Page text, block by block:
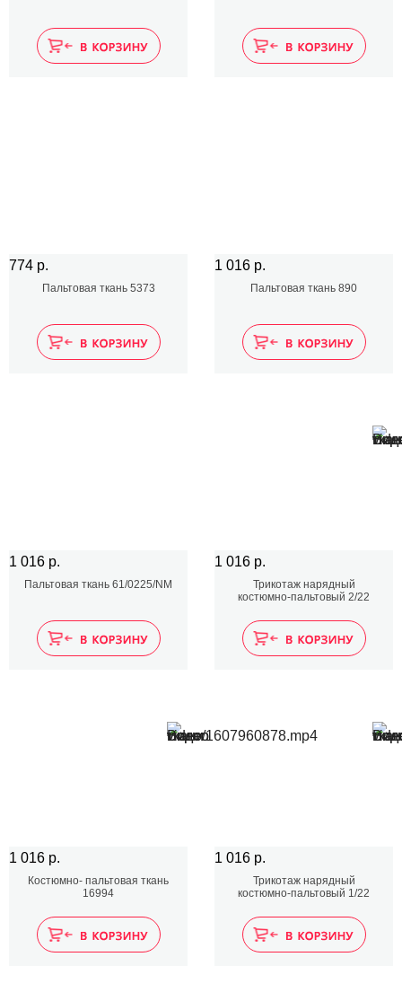
774 р.
Пальтовая ткань 5373
1 016 р.
Пальтовая ткань 890
1 016 р.
Пальтовая ткань 61/0225/NM
1 016 р.
Трикотаж нарядный
костюмно-пальтовый 2/22
1 016 р.
Костюмно- пальтовая ткань
16994
1 016 р.
Трикотаж нарядный
костюмно-пальтовый 1/22